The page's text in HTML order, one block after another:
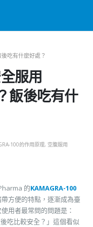
吃有什麼好處？
服用
飯後吃有什
100的作用原理, 空腹服用
的KAMAGRA-100
方便的特點，逐漸成為臺
用者最常問的問題是：
吃比較安全？」這個看似